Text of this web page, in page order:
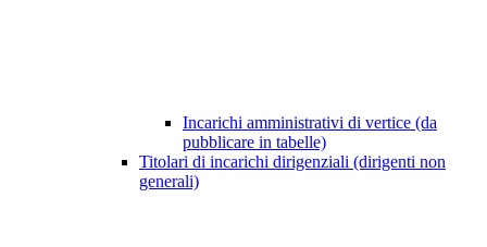
Incarichi amministrativi di vertice (da
pubblicare in tabelle)
Titolari di incarichi dirigenziali (dirigenti non
generali)